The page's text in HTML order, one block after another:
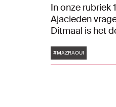
In onze rubriek
Ajacieden
Ditmaal is het
gaat hij voor
League of juist
Tags
#MAZRAOUI